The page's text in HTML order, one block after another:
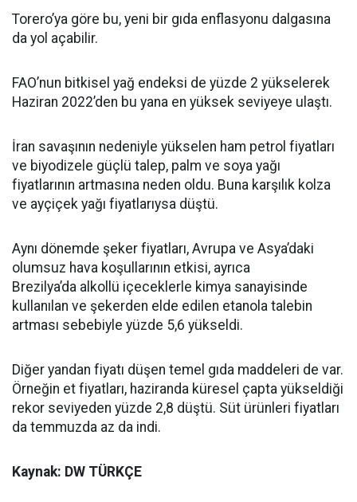
Torero’ya göre bu, yeni bir gıda enflasyonu dalgasına
da yol açabilir.
FAO’nun bitkisel yağ endeksi de yüzde 2 yükselerek
Haziran 2022’den bu yana en yüksek seviyeye ulaştı.
İran savaşının nedeniyle yükselen ham petrol fiyatları
ve biyodizele güçlü talep, palm ve soya yağı
fiyatlarının artmasına neden oldu. Buna karşılık kolza
ve ayçiçek yağı fiyatlarıysa düştü.
Aynı dönemde şeker fiyatları, Avrupa ve Asya’daki
olumsuz hava koşullarının etkisi, ayrıca
Brezilya’da alkollü içeceklerle kimya sanayisinde
kullanılan ve şekerden elde edilen etanola talebin
artması sebebiyle yüzde 5,6 yükseldi.
Diğer yandan fiyatı düşen temel gıda maddeleri de var.
Örneğin et fiyatları, haziranda küresel çapta yükseldiği
rekor seviyeden yüzde 2,8 düştü. Süt ürünleri fiyatları
da temmuzda az da indi.
Kaynak: DW TÜRKÇE